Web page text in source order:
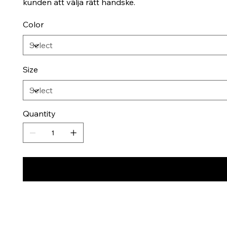
kunden att välja rätt handske.
Color
Size
Quantity